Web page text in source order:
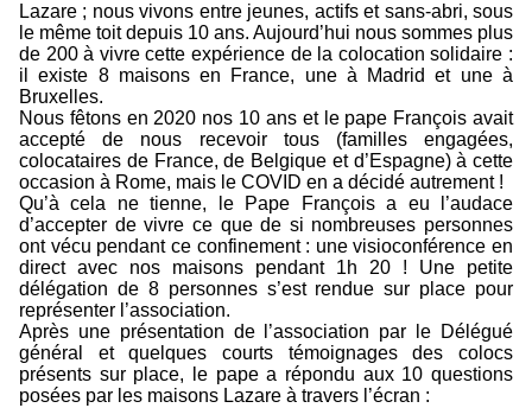
Lazare ; nous vivons entre jeunes, actifs et sans-abri, sous
le même toit depuis 10 ans. Aujourd’hui nous sommes plus
de 200 à vivre cette expérience de la colocation solidaire :
il existe 8 maisons en France, une à Madrid et une à
Bruxelles.
Nous fêtons en 2020 nos 10 ans et le pape François avait
accepté de nous recevoir tous (familles engagées,
colocataires de France, de Belgique et d’Espagne) à cette
occasion à Rome, mais le COVID en a décidé autrement !
Qu’à cela ne tienne, le Pape François a eu l’audace
d’accepter de vivre ce que de si nombreuses personnes
ont vécu pendant ce confinement : une visioconférence en
direct avec nos maisons pendant 1h 20 ! Une petite
délégation de 8 personnes s’est rendue sur place pour
représenter l’association.
Après une présentation de l’association par le Délégué
général et quelques courts témoignages des colocs
présents sur place, le pape a répondu aux 10 questions
posées par les maisons Lazare à travers l’écran :